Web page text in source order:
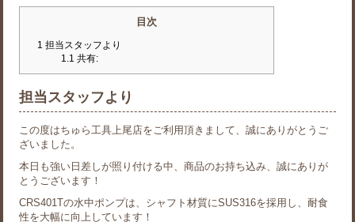
目次
1 担当スタッフより
1.1 共有:
担当スタッフより
この度はちゅら工具上尾店をご利用頂きまして、誠にありがとうご
ざいました。
本日も強い日差しが照り付ける中、商品のお持ち込み、誠にありが
とうございます！
CRS401Tの水中ポンプは、シャフト材質にSUS316を採用し、耐食
性を大幅に向上しています！